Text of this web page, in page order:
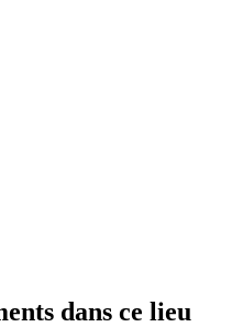
dans ce lieu